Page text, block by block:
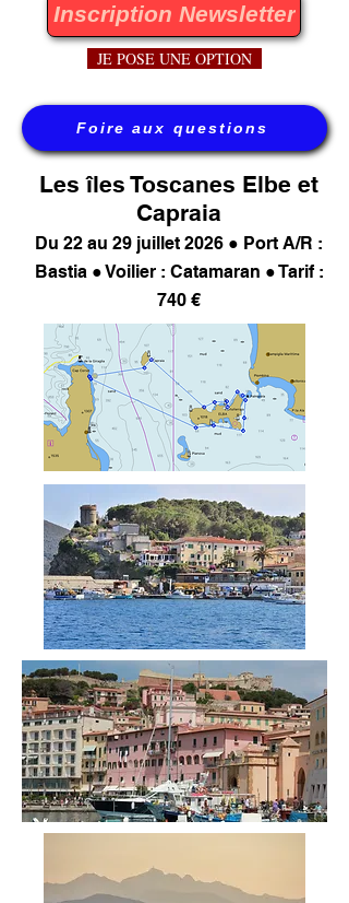
Inscription Newsletter
JE POSE UNE OPTION
Foire aux questions
Les îles Toscanes Elbe et
Capraia
Du 22 au 29 juillet 2026 ● Port A/R :
Bastia ● Voilier : Catamaran ● Tarif :
740 €